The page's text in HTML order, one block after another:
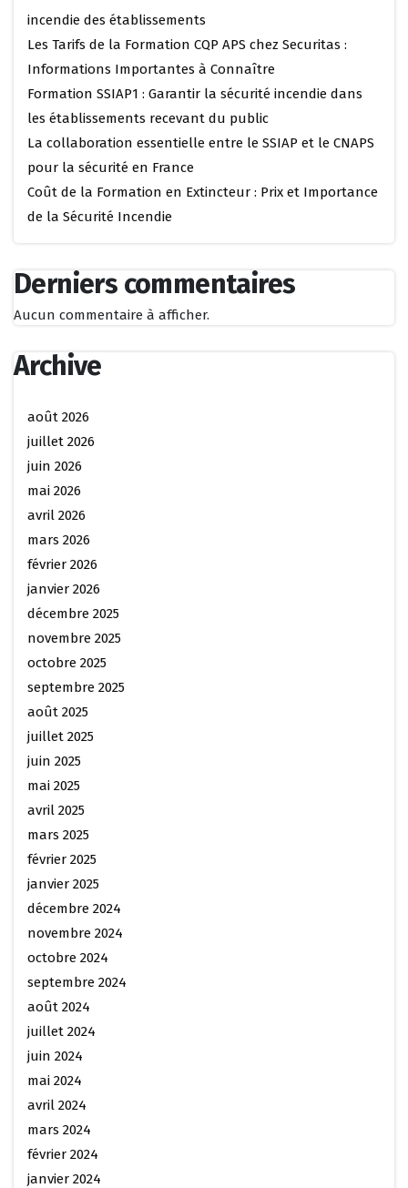
incendie des établissements
Les Tarifs de la Formation CQP APS chez Securitas :
Informations Importantes à Connaître
Formation SSIAP1 : Garantir la sécurité incendie dans
les établissements recevant du public
La collaboration essentielle entre le SSIAP et le CNAPS
pour la sécurité en France
Coût de la Formation en Extincteur : Prix et Importance
de la Sécurité Incendie
Derniers commentaires
Aucun commentaire à afficher.
Archive
août 2026
juillet 2026
juin 2026
mai 2026
avril 2026
mars 2026
février 2026
janvier 2026
décembre 2025
novembre 2025
octobre 2025
septembre 2025
août 2025
juillet 2025
juin 2025
mai 2025
avril 2025
mars 2025
février 2025
janvier 2025
décembre 2024
novembre 2024
octobre 2024
septembre 2024
août 2024
juillet 2024
juin 2024
mai 2024
avril 2024
mars 2024
février 2024
janvier 2024